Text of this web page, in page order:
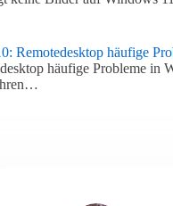
Remotedesktop häufige
häufige Probleme in